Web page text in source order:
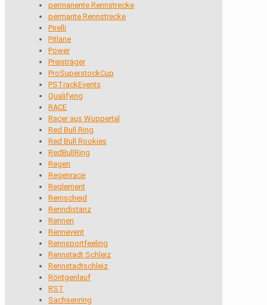
permanente Rennstrecke
permante Rennstrecke
Pirelli
Pitlane
Power
Preisträger
ProSuperstockCup
PSTrackEvents
Qualifying
RACE
Racer aus Wuppertal
Red Bull Ring
Red Bull Rookies
RedBullRing
Regen
Regenrace
Reglement
Remscheid
Renndistanz
Rennen
Rennevent
Rennsportfeeling
Rennstadt Schleiz
Rennstadtschleiz
Röntgenlauf
RST
Sachsenring